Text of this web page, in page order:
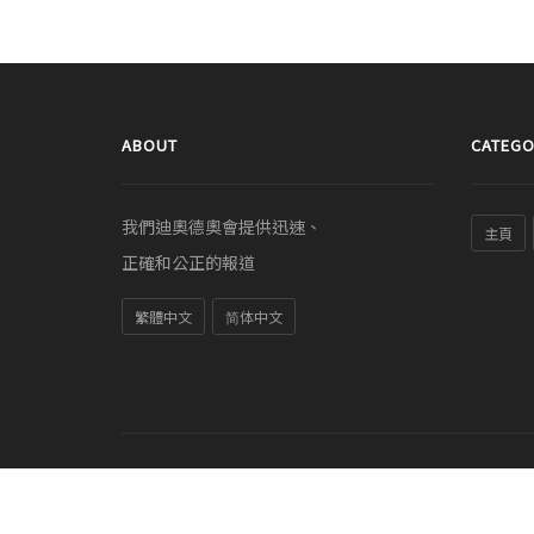
ABOUT
我們迪奧德奧會提供迅速、
正確和公正的報道
繁體中文 简体中文
主頁